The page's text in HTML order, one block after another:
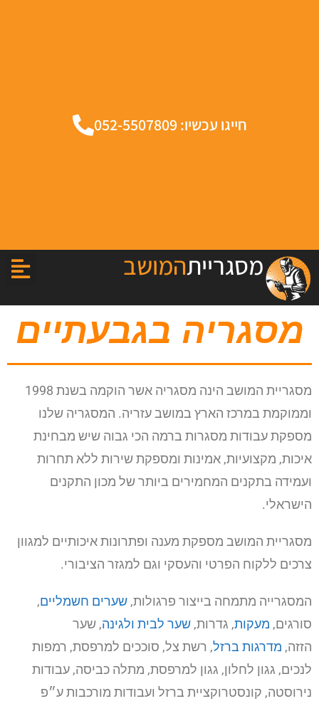
חייגו עכשיו: 052-5507809
מסגרייתהמושב
מסגריה בגבעתיים
מסגריית המושב הינה מסגריה אשר הוקמה בשנת 1998
וממוקמת במרכז הארץ במושב עזריה. המסגריה שלנו
מספקת עבודות מסגרות ברמה הכי גבוה שיש מבחינת
איכות, מקצועיות, אמינות ומספקת שירות ללא תחרות
ועמידה בתקנים המחמירים ביותר של מכון התקנים
הישראלי.
מסגריית המושב מספקת מענה ופתרונות איכותיים למגוון
צרכים ללקוח הפרטי והעסקי וגם למגזר הציבורי.
המסגרייה מתמחה בייצור פרגולות, שערים חשמליים,
סורגים, מעקות, גדרות, שער לבית ולגינה, שער
הזזה, מדרגות ברזל, רשת צל, סוככים למרפסת, רמפות
לנכים, גגון לחלון, גגון למרפסת, מתלה כביסה, עבודות
נירוסטה, קונסטרוקציית ברזל ועבודות מורכבות ע״פ